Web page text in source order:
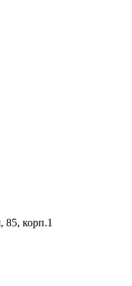
корп.1